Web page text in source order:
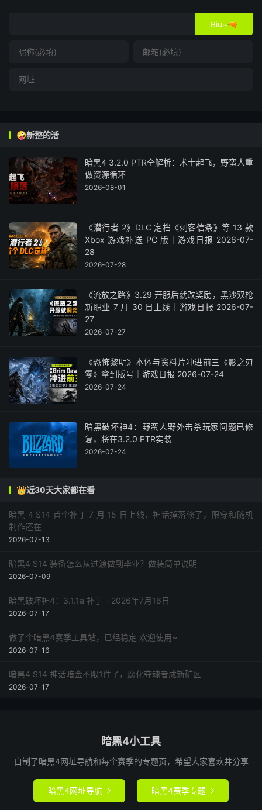
Biu~🔫
🤪新整的活
暗黑4 3.2.0 PTR全解析：术士起飞，野蛮人重
做资源循环
2026-08-01
《潜行者 2》DLC 定档《刺客信条》等 13 款
Xbox 游戏补送 PC 版｜游戏日报 2026-07-
28
2026-07-28
《流放之路》3.29 开服后就改奖励，黑沙双枪
新职业 7 月 30 日上线｜游戏日报 2026-07-
27
2026-07-27
《恐怖黎明》本体与资料片冲进前三《影之刃
零》拿到版号｜游戏日报 2026-07-24
2026-07-24
暗黑破坏神4：野蛮人野外击杀玩家问题已修
复，将在3.2.0 PTR实装
2026-07-24
👑近30天大家都在看
暗黑 4 S14 首个补丁 7 月 15 日上线，神话掉落修了，限穿和随机
制作还在
2026-07-13
暗黑4 S14 装备怎么从过渡做到毕业？做装简单说明
2026-07-09
暗黑破坏神4：3.1.1a 补丁 - 2026年7月16日
2026-07-17
做了个暗黑4赛季工具站，已经稳定 欢迎使用~
2026-07-16
暗黑4 S14 神话暗金不限1件了，腐化夺魂者成新矿区
2026-07-17
暗黑4小工具
自制了暗黑4网址导航和每个赛季的专题页，希望大家喜欢并分享
暗黑4网址导航  暗黑4赛季专题 